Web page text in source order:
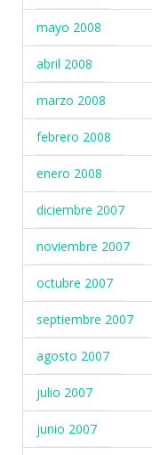
mayo 2008
abril 2008
marzo 2008
febrero 2008
enero 2008
diciembre 2007
noviembre 2007
octubre 2007
septiembre 2007
agosto 2007
julio 2007
junio 2007